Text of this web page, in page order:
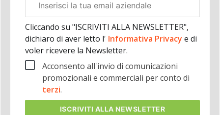
aziendale
Cliccando su "ISCRIVITI ALLA NEWSLETTER",
dichiaro di aver letto l' Informativa Privacy e di
voler ricevere la Newsletter.
Acconsento all'invio di comunicazioni
promozionali e commerciali per conto di
terzi.
ISCRIVITI ALLA NEWSLETTER